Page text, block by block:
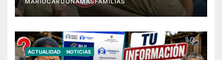
ACTUALIDAD NOTICIAS